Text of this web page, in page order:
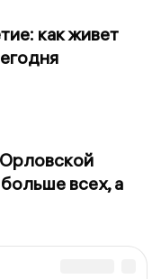
как живет
всех, а